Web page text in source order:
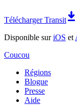
Télécharger Transit
Disponible suriOS et
Coucou
Régions
Blogue
Presse
Aide